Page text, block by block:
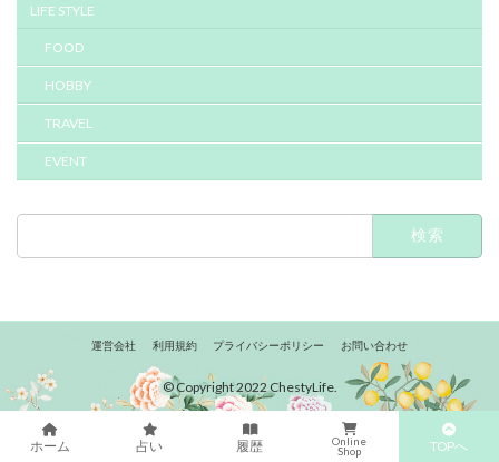
LIFE STYLE
FOOD
HOBBY
TRAVEL
EVENT
検
運営会社 利用規約 プライバシーポリシー お問い合わせ
© Copyright 2022 ChestyLife.
ホーム 占い 履歴
Online
Shop
TOPへ